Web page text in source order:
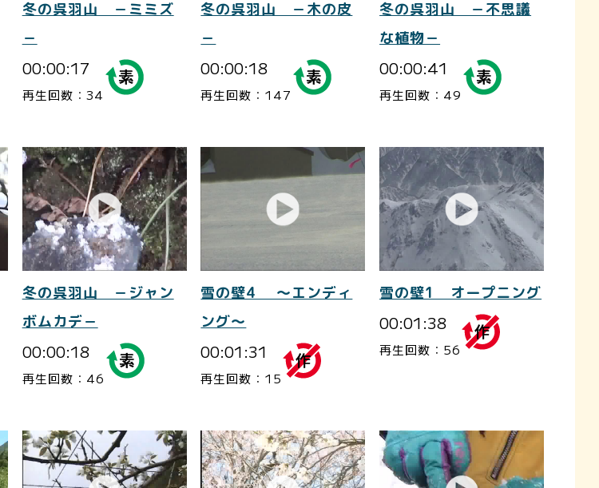
冬の呉羽山 －ミミズ
－
00:00:17
再生回数：34
冬の呉羽山 －木の皮
－
00:00:18
再生回数：147
冬の呉羽山 －不思議
な植物－
00:00:41
再生回数：49
冬の呉羽山 －ジャン
ボムカデ－
00:00:18
再生回数：46
雪の壁4 ～エンディ
ング～
00:01:31
再生回数：15
雪の壁1 オープニング
00:01:38
再生回数：56